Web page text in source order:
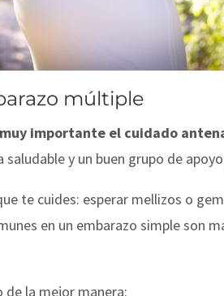
múltiple
importante el cuidado
y un buen grupo de
te cuides: esperar mellizos o
en un embarazo simple son
de la mejor manera: